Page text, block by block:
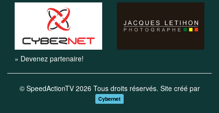
» Devenez partenaire!
© SpeedActionTV 2026 Tous droits réservés. Site créé par
Cybernet